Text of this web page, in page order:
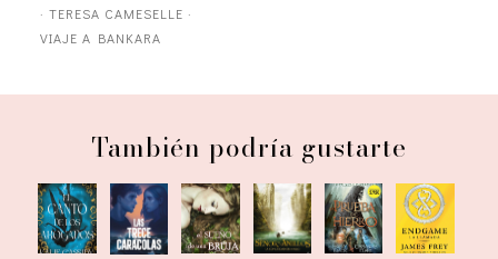
· TERESA CAMESELLE ·
VIAJE A BANKARA
También podría gustarte
El canto
de los
Las trece
caracolas
El
sueño
La
comunidad
La
prueba
Endgame.
La